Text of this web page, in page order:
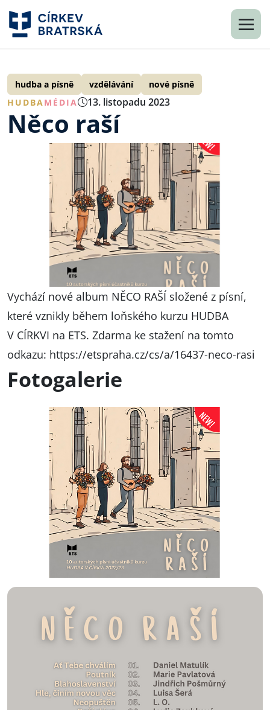
hudba a písně vzdělávání
nové písně
HUDBA MÉDIA 13. listopadu 2023
Něco raší
Vychází nové album NĚCO RAŠÍ složené z písní,
které vznikly během loňského kurzu HUDBA
V CÍRKVI na ETS. Zdarma ke stažení na tomto
odkazu: https://etspraha.cz/cs/a/16437-neco-rasi
Fotogalerie